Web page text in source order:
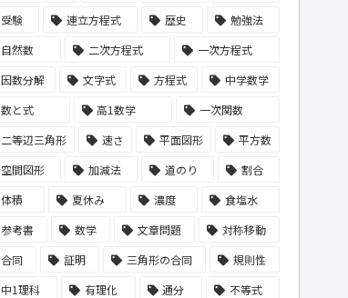
受験
連立方程式 歴史
勉強法
自然数
二次方程式
一次方程式
因数分解
文字式 方程式
中学数学
数と式
高1数学
一次関数
二等辺三角形
速さ 平面図形
平方数
空間図形
加減法 道のり
割合
体積
夏休み 濃度
食塩水
参考書
数学 文章問題
対称移動
合同
証明 三角形の合同
規則性
中1理科
有理化 通分
不等式